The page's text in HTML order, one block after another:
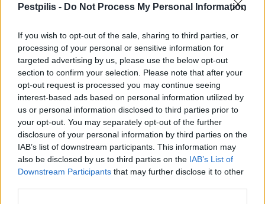
Pestpilis - Do Not Process My Personal Information
If you wish to opt-out of the sale, sharing to third parties, or
processing of your personal or sensitive information for
targeted advertising by us, please use the below opt-out
section to confirm your selection. Please note that after your
opt-out request is processed you may continue seeing
interest-based ads based on personal information utilized by
us or personal information disclosed to third parties prior to
your opt-out. You may separately opt-out of the further
disclosure of your personal information by third parties on the
IAB’s list of downstream participants. This information may
also be disclosed by us to third parties on the IAB’s List of
Downstream Participants that may further disclose it to other
Megérkezett az eső a Duna vízgyűjtőjére
Országos